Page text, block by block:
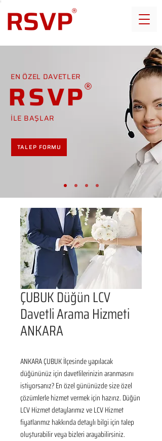
EN ÖZEL DAVETLER
RSVP
İLE BAŞLAR
TALEP FORMU
ÇUBUK Düğün LCV
Davetli Arama Hizmeti
ANKARA
ANKARA ÇUBUK İlçesinde yapılacak
düğününüz için davetlilerinizin aranmasını
istiyorsanız? En özel gününüzde size özel
çözümlerle hizmet vermek için hazırız. Düğün
LCV Hizmet detaylarımız ve LCV Hizmet
fiyatlarımız hakkında detaylı bilgi için talep
oluşturabilir veya bizleri arayabilirsiniz.